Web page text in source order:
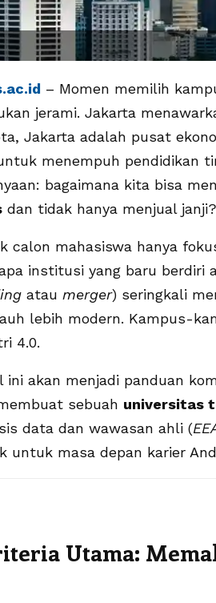
– Momen memilih
jerami. Jakarta
Jakarta adalah pusat
menempuh pendidikan
bagaimana kita bisa
dan tidak hanya menjual janji?
calon mahasiswa hanya
institusi yang baru berdiri
atau merger) seringkali
lebih modern. Kampus-
4.0.
ini akan menjadi panduan
sebuah universitas
data dan wawasan ahli (
untuk masa depan karier
Utama: